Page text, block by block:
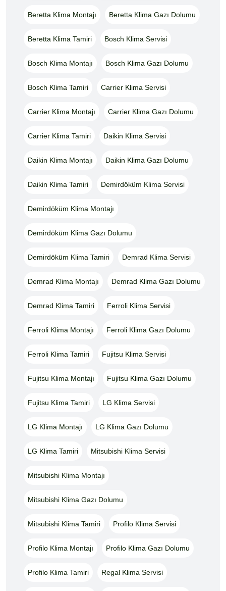
Beretta Klima Montajı Beretta Klima Gazı Dolumu
Beretta Klima Tamiri Bosch Klima Servisi
Bosch Klima Montajı Bosch Klima Gazı Dolumu
Bosch Klima Tamiri Carrier Klima Servisi
Carrier Klima Montajı Carrier Klima Gazı Dolumu
Carrier Klima Tamiri Daikin Klima Servisi
Daikin Klima Montajı Daikin Klima Gazı Dolumu
Daikin Klima Tamiri Demirdöküm Klima Servisi
Demirdöküm Klima Montajı
Demirdöküm Klima Gazı Dolumu
Demirdöküm Klima Tamiri Demrad Klima Servisi
Demrad Klima Montajı Demrad Klima Gazı Dolumu
Demrad Klima Tamiri Ferroli Klima Servisi
Ferroli Klima Montajı Ferroli Klima Gazı Dolumu
Ferroli Klima Tamiri Fujitsu Klima Servisi
Fujitsu Klima Montajı Fujitsu Klima Gazı Dolumu
Fujitsu Klima Tamiri LG Klima Servisi
LG Klima Montajı LG Klima Gazı Dolumu
LG Klima Tamiri Mitsubishi Klima Servisi
Mitsubishi Klima Montajı
Mitsubishi Klima Gazı Dolumu
Mitsubishi Klima Tamiri Profilo Klima Servisi
Profilo Klima Montajı Profilo Klima Gazı Dolumu
Profilo Klima Tamiri Regal Klima Servisi